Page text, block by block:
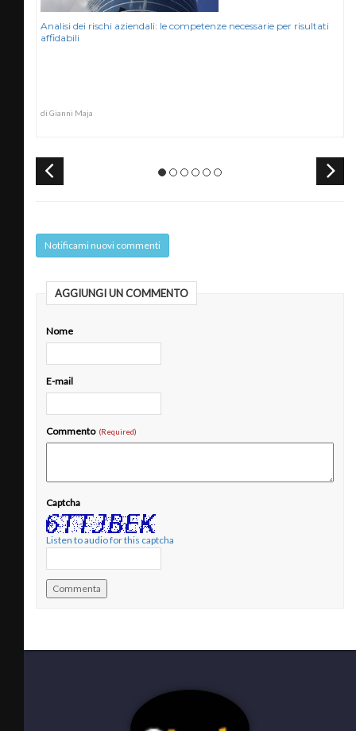
Analisi dei rischi aziendali: le competenze necessarie per risultati
affidabili
di Gianni Maja
Notificami nuovi commenti
AGGIUNGI UN COMMENTO
Nome
E-mail
Commento
Captcha
Listen to audio for this captcha